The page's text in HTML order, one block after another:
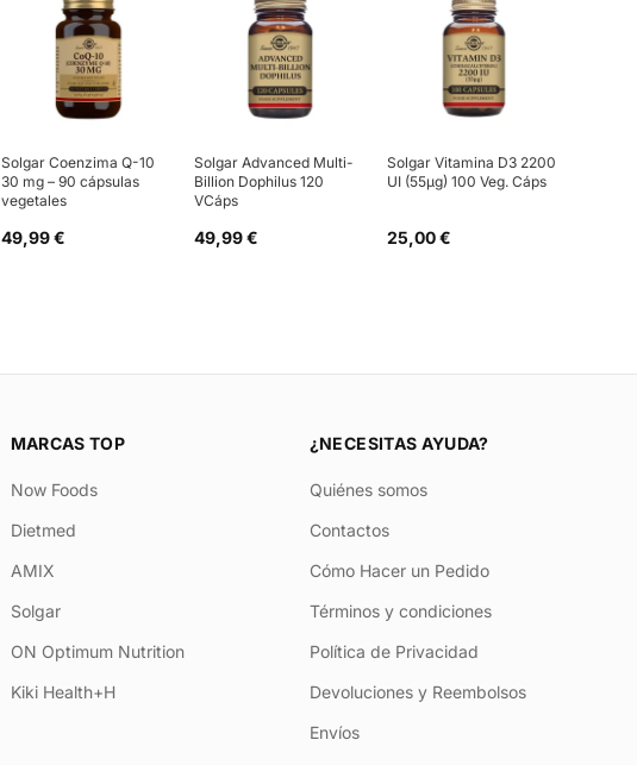
Solgar Coenzima Q-10
30 mg – 90 cápsulas
vegetales
49,99 €
Solgar Advanced Multi-
Billion Dophilus 120
VCáps
49,99 €
Solgar Vitamina D3 2200
UI (55µg) 100 Veg. Cáps
25,00 €
MARCAS TOP
Now Foods
Dietmed
AMIX
Solgar
ON Optimum Nutrition
Kiki Health+H
¿NECESITAS AYUDA?
Quiénes somos
Contactos
Cómo Hacer un Pedido
Términos y condiciones
Política de Privacidad
Devoluciones y Reembolsos
Envíos